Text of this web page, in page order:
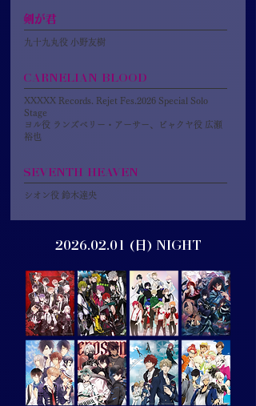
剣が君
九十九丸役 小野友樹
CARNELIAN BLOOD
XXXXX Records. Rejet Fes.2026 Special Solo
Stage
ヨル役 ランズベリー・アーサー、ビャクヤ役 広瀬
裕也
SEVENTH HEAVEN
シオン役 鈴木達央​​
2026.02.01 (日) NIGHT